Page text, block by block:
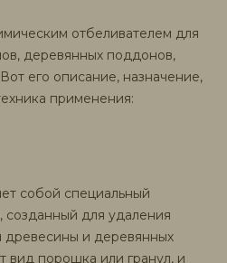
отбеливателем для
деревянных поддонов,
его описание, назначение,
применения:
собой специальный
созданный для удаления
древесины и деревянных
вид порошка или гранул, и